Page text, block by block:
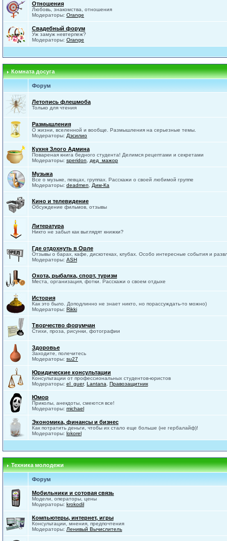
Отношения
Любовь, знакомства, отношения
Модераторы: Orange
Свадебный форум
Уж замуж невтерпеж?
Модераторы: Orange
Комната досуга
Форум
Летопись флешмоба
Только для чтения
Размышления
О жизни, вселенной и вообще. Размышления на серьезные темы.
Модераторы: Дэсилио
Кухня Злого Админа
Повареная книга бедного студента! Делимся рецептами и секретами
Модераторы: speridon дед_мажор
Музыка
Все о музыке, певцах, группах. Расскажи о своей любимой группе
Модераторы: deadmen Дим-Ка
Кино и телевидение
Обсуждение фильмов, отзывы
Литература
Никто не забыл как выглядят книжки?
Где отдохнуть в Орле
Отзывы о барах, кафе, дискотеках, клубах. Особо интересные события и
Модераторы: ASH
Охота, рыбалка, спорт, туризм
Места, организация, фотки. Расскажи о своем отдыхе
История
Как это было. Доподлинно не знает никто, но порассуждать-то можно)
Модераторы: Rikki
Творчество форумчан
Стихи, проза, рисунки, фотографии
Здоровье
Заходите, полечитесь
Модераторы: su27
Юридические консультации
Консультации от профессиональных студентов-юристов
Модераторы: el_guer, Lantana Правозащитник
Юмор
Приколы, анекдоты, смеются все!
Модераторы: michael
Экономика, финансы и бизнес
Как потратить деньги, чтобы их стало еще больше (не гербалайф)!
Модераторы: lokorel
Техника молодежи
Форум
Мобильники и сотовая связь
Модели, операторы, цены
Модераторы: krokodil
Компьютеры, интернет, игры
Консультации, мнения, предпочтения
Модераторы: Ленивый Вычислитель